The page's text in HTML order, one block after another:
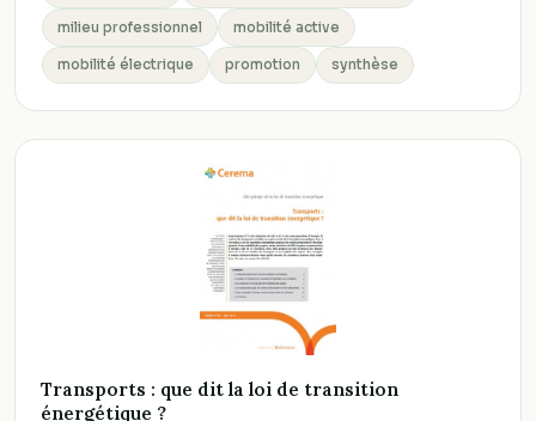
Transports : que dit la loi de transition
énergétique ?
milieu professionnel mobilité active
mobilité électrique promotion synthèse